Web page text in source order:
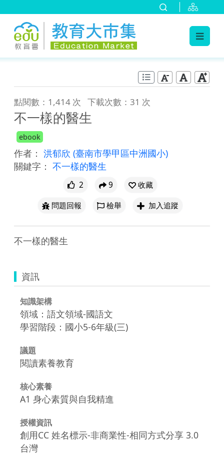
點閱數：1,414 次 下載次數：31 次
不一樣的醫生
ebook
作者： 洪郁欣 (臺南市學甲區中洲國小)
關鍵字： 不一樣的醫生
2 9
收藏
問題回報
檢舉 加入追蹤
不一樣的醫生
資訊
知識架構
領域：語文領域-國語文
學習階段：國小5-6年級(三)
議題
閱讀素養教育
核心素養
A1 身心素質與自我精進
授權資訊
創用CC 姓名標示-非商業性-相同方式分享 3.0
台灣